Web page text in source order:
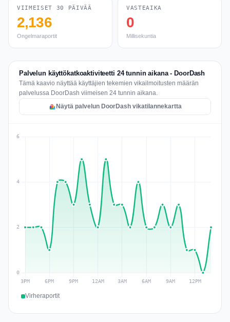
VIIMEISET 30 PÄIVÄÄ
2,136
Ongelmaraportit
VASTEAIKA
0
Millisekuntia
Palvelun käyttökatkoaktiviteetti 24 tunnin aikana - DoorDash
Tämä kaavio näyttää käyttäjien tekemien vikailmoitusten määrän
palvelussa DoorDash viimeisen 24 tunnin aikana.
Näytä palvelun DoorDash vikatilannekartta
Virheraportit